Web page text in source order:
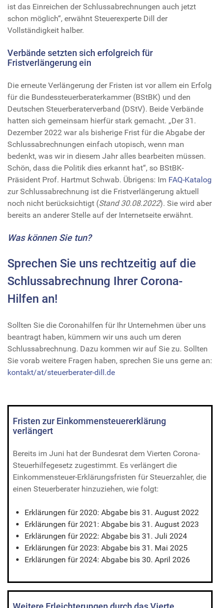
ist das Einreichen der Schlussabrechnungen auch jetzt
schon möglich“, erwähnt Steuerexperte Dill der
Vollständigkeit halber.
Verbände setzten sich erfolgreich für
Fristverlängerung ein
Die erneute Verlängerung der Fristen ist vor allem ein Erfolg
für die Bundessteuerberaterkammer (BStBK) und den
Deutschen Steuerberaterverband (DStV). Beide Verbände
hatten sich gemeinsam hierfür stark gemacht. „Der 31.
Dezember 2022 war als bisherige Frist für die Abgabe der
Schlussabrechnungen einfach utopisch, wenn man
bedenkt, was wir in diesem Jahr alles bearbeiten müssen.
Schön, dass die Politik dies erkannt hat“, so BStBK-
Präsident Prof. Hartmut Schwab. Übrigens: Im FAQ-Katalog
zur Schlussabrechnung ist die Fristverlängerung aktuell
noch nicht berücksichtigt (Stand 30.08.2022). Sie wird aber
bereits an anderer Stelle auf der Internetseite erwähnt.
Was können Sie tun?
Sprechen Sie uns rechtzeitig auf die
Schlussabrechnung Ihrer Corona-
Hilfen an!
Sollten Sie die Coronahilfen für Ihr Unternehmen über uns
beantragt haben, kümmern wir uns auch um deren
Schlussabrechnung. Dazu kommen wir auf Sie zu. Sollten
Sie vorab weitere Fragen haben, sprechen Sie uns gerne an:
kontakt/at/steuerberater-dill.de
Fristen zur Einkommensteuererklärung
verlängert
Bereits im Juni hat der Bundesrat dem Vierten Corona-
Steuerhilfegesetz zugestimmt. Es verlängert die
Einkommensteuer-Erklärungsfristen für Steuerzahler, die
einen Steuerberater hinzuziehen, wie folgt:
Erklärungen für 2020: Abgabe bis 31. August 2022
Erklärungen für 2021: Abgabe bis 31. August 2023
Erklärungen für 2022: Abgabe bis 31. Juli 2024
Erklärungen für 2023: Abgabe bis 31. Mai 2025
Erklärungen für 2024: Abgabe bis 30. April 2026